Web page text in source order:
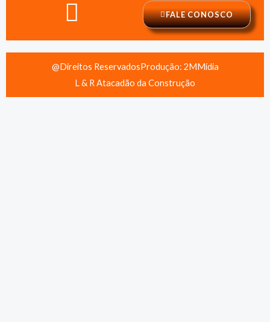
FALE CONOSCO
@Direitos ReservadosProdução: 2MMídia
L & R Atacadão da Construção